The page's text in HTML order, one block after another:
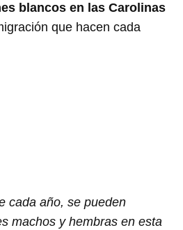
blancos en las Carolinas
que hacen cada
cada año, se pueden
machos y hembras en esta